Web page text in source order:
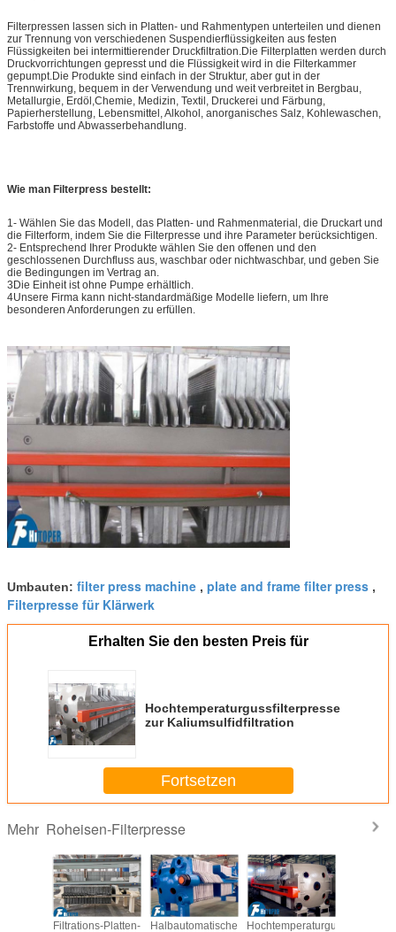
Filterpressen lassen sich in Platten- und Rahmentypen unterteilen und dienen
zur Trennung von verschiedenen Suspendierflüssigkeiten aus festen
Flüssigkeiten bei intermittierender Druckfiltration.Die Filterplatten werden durch
Druckvorrichtungen gepresst und die Flüssigkeit wird in die Filterkammer
gepumpt.Die Produkte sind einfach in der Struktur, aber gut in der
Trennwirkung, bequem in der Verwendung und weit verbreitet in Bergbau,
Metallurgie, Erdöl,Chemie, Medizin, Textil, Druckerei und Färbung,
Papierherstellung, Lebensmittel, Alkohol, anorganisches Salz, Kohlewaschen,
Farbstoffe und Abwasserbehandlung.
Wie man Filterpress bestellt:
1- Wählen Sie das Modell, das Platten- und Rahmenmaterial, die Druckart und
die Filterform, indem Sie die Filterpresse und ihre Parameter berücksichtigen.
2- Entsprechend Ihrer Produkte wählen Sie den offenen und den
geschlossenen Durchfluss aus, waschbar oder nichtwaschbar, und geben Sie
die Bedingungen im Vertrag an.
3Die Einheit ist ohne Pumpe erhältlich.
4Unsere Firma kann nicht-standardmäßige Modelle liefern, um Ihre
besonderen Anforderungen zu erfüllen.
Umbauten: filter press machine , plate and frame filter press ,
Filterpresse für Klärwerk
Erhalten Sie den besten Preis für
Hochtemperaturgussfilterpresse
zur Kaliumsulfidfiltration
Fortsetzen
Mehr Roheisen-Filterpresse
Filtrations-Platten- Halbautomatische